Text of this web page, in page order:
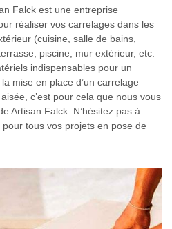
Falck est une entreprise
réaliser vos carrelages dans les
(cuisine, salle de bains,
piscine, mur extérieur, etc.
indispensables pour un
mise en place d’un carrelage
c’est pour cela que nous vous
Artisan Falck. N’hésitez pas à
tous vos projets en pose de